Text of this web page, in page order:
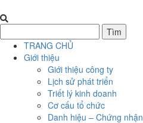
TRANG CHỦ
Giới thiệu
Giới thiệu công ty
Lịch sử phát triển
Triết lý kinh doanh
Cơ cấu tổ chức
Danh hiệu – Chứng nhận